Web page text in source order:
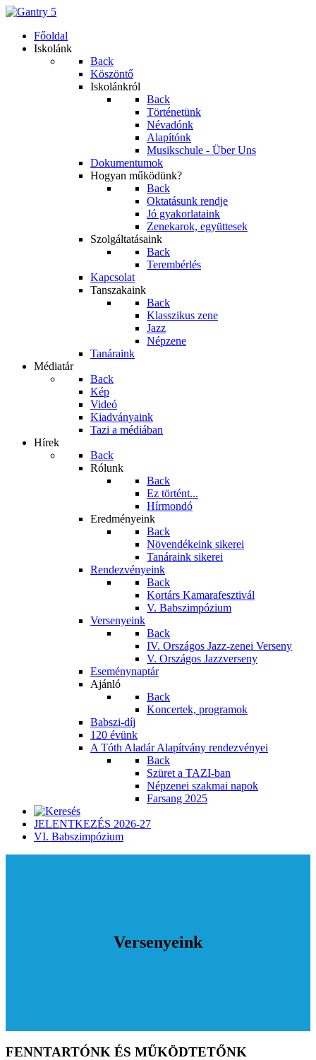
Főoldal
Iskolánk
Back
Köszöntő
Iskolánkról
Back
Történetünk
Névadónk
Alapítónk
Musikschule - Über Uns
Dokumentumok
Hogyan működünk?
Back
Oktatásunk rendje
Jó gyakorlataink
Zenekarok, együttesek
Szolgáltatásaink
Back
Terembérlés
Kapcsolat
Tanszakaink
Back
Klasszikus zene
Jazz
Népzene
Tanáraink
Médiatár
Back
Kép
Videó
Kiadványaink
Tazi a médiában
Hírek
Back
Rólunk
Back
Ez történt...
Hírmondó
Eredményeink
Back
Növendékeink sikerei
Tanáraink sikerei
Rendezvényeink
Back
Kortárs Kamarafesztivál
V. Babszimpózium
Versenyeink
Back
IV. Országos Jazz-zenei Verseny
V. Országos Jazzverseny
Eseménynaptár
Ajánló
Back
Koncertek, programok
Babszi-díj
120 évünk
A Tóth Aladár Alapítvány rendezvényei
Back
Szüret a TAZI-ban
Népzenei szakmai napok
Farsang 2025
JELENTKEZÉS 2026-27
VI. Babszimpózium
Versenyeink
FENNTARTÓNK ÉS MŰKÖDTETŐNK